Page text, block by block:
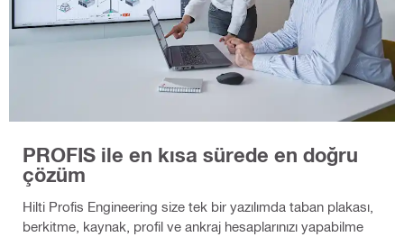
PROFIS ile en kısa sürede en doğru
çözüm
Hilti Profis Engineering size tek bir yazılımda taban plakası,
berkitme, kaynak, profil ve ankraj hesaplarınızı yapabilme